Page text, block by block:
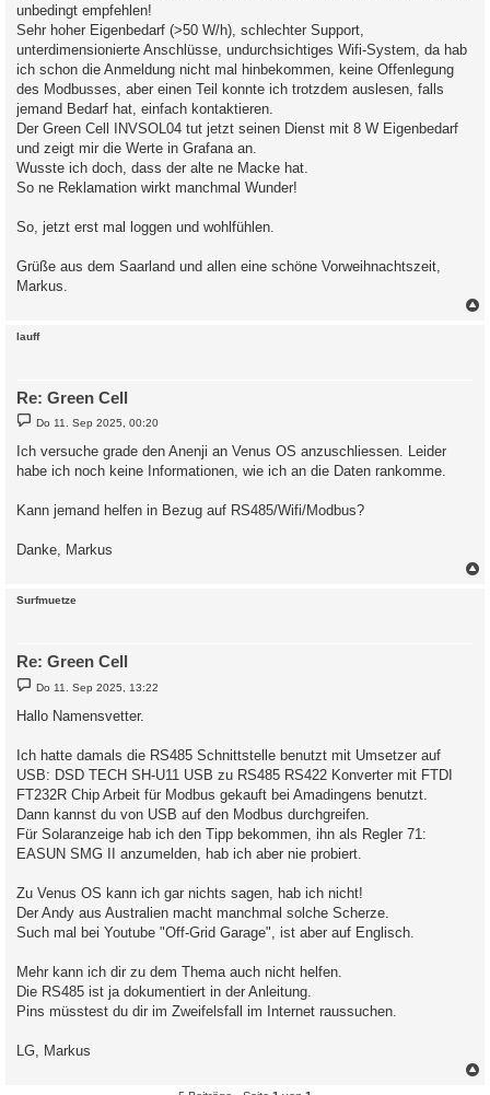
unbedingt empfehlen!
Sehr hoher Eigenbedarf (>50 W/h), schlechter Support,
unterdimensionierte Anschlüsse, undurchsichtiges Wifi-System, da hab
ich schon die Anmeldung nicht mal hinbekommen, keine Offenlegung
des Modbusses, aber einen Teil konnte ich trotzdem auslesen, falls
jemand Bedarf hat, einfach kontaktieren.
Der Green Cell INVSOL04 tut jetzt seinen Dienst mit 8 W Eigenbedarf
und zeigt mir die Werte in Grafana an.
Wusste ich doch, dass der alte ne Macke hat.
So ne Reklamation wirkt manchmal Wunder!
So, jetzt erst mal loggen und wohlfühlen.
Grüße aus dem Saarland und allen eine schöne Vorweihnachtszeit,
Markus.
lauff
Re: Green Cell
B
e
t
r
Do 11. Sep 2025, 00:20
Ich versuche grade den Anenji an Venus OS anzuschliessen. Leider
habe ich noch keine Informationen, wie ich an die Daten rankomme.
Kann jemand helfen in Bezug auf RS485/Wifi/Modbus?
Danke, Markus
Surfmuetze
Re: Green Cell
B
e
i
t
g
Do 11. Sep 2025, 13:22
Hallo Namensvetter.
Ich hatte damals die RS485 Schnittstelle benutzt mit Umsetzer auf
USB: DSD TECH SH-U11 USB zu RS485 RS422 Konverter mit FTDI
FT232R Chip Arbeit für Modbus gekauft bei Amadingens benutzt.
Dann kannst du von USB auf den Modbus durchgreifen.
Für Solaranzeige hab ich den Tipp bekommen, ihn als Regler 71:
EASUN SMG II anzumelden, hab ich aber nie probiert.
Zu Venus OS kann ich gar nichts sagen, hab ich nicht!
Der Andy aus Australien macht manchmal solche Scherze.
Such mal bei Youtube "Off-Grid Garage", ist aber auf Englisch.
Mehr kann ich dir zu dem Thema auch nicht helfen.
Die RS485 ist ja dokumentiert in der Anleitung.
Pins müsstest du dir im Zweifelsfall im Internet raussuchen.
LG, Markus